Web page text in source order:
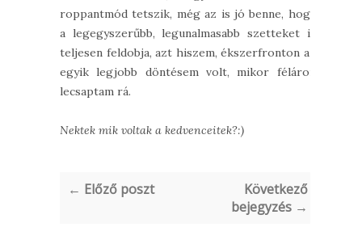
roppantmód tetszik, még az is jó benne, hogy
a legegyszerűbb, legunalmasabb szetteket is
teljesen feldobja, azt hiszem, ékszerfronton az
egyik legjobb döntésem volt, mikor féláron
lecsaptam rá.
Nektek mik voltak a kedvenceitek?:)
← Előző poszt
Következő
bejegyzés →